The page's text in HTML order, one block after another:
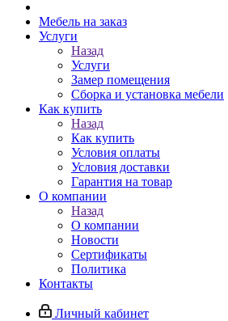
Мебель на заказ
Услуги
Назад
Услуги
Замер помещения
Сборка и установка мебели
Как купить
Назад
Как купить
Условия оплаты
Условия доставки
Гарантия на товар
О компании
Назад
О компании
Новости
Сертификаты
Политика
Контакты
Личный кабинет